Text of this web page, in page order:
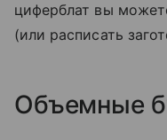
циферблат вы
(или расписать
Объемные